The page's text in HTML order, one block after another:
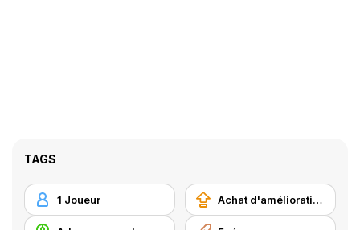
TAGS
1 Joueur Achat d'améliorations